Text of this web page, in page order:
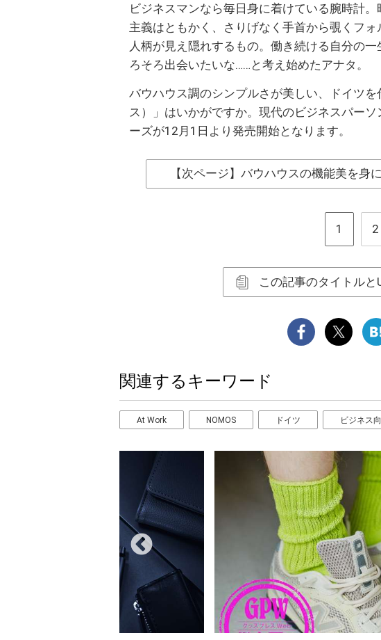
ビジネスマンなら毎日身に着けている腕時計
主義はともかく、さりげなく手首から覗くフォ
人柄が見え隠れするもの。働き続ける自分の
ろそろ出会いたいな……と考え始めたアナタ。
バウハウス調のシンプルさが美しい、ドイツ
ス）」はいかがですか。現代のビジネスパー
ーズが12月1日より発売開始となります。
【次ページ】バウハウスの機能美を身
1 2
この記事のタイトルと
関連するキーワード
At Work NOMOS ドイツ ビジネス